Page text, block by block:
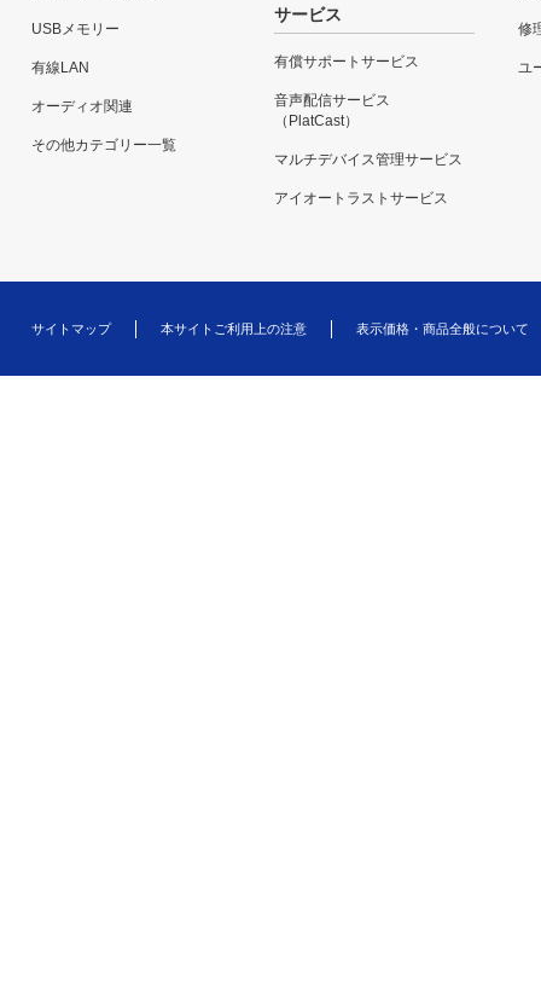
USBメモリー
有線LAN
オーディオ関連
その他カテゴリー一覧
サービス
有償サポートサービス
音声配信サービス
（PlatCast）
マルチデバイス管理サービス
アイオートラストサービス
修
ユ
サイトマップ 本サイトご利用上の注意 表示価格・商品全般について